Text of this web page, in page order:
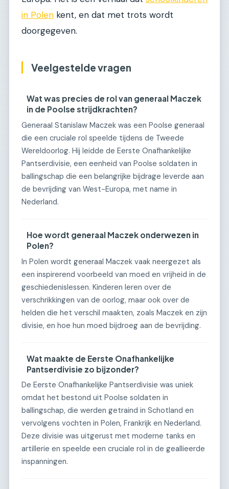
in Polen kent, en dat met trots wordt
doorgegeven.
Veelgestelde vragen
Wat was precies de rol van generaal Maczek
in de Poolse strijdkrachten?
Generaal Stanislaw Maczek was een Poolse generaal
die een cruciale rol speelde tijdens de Tweede
Wereldoorlog. Hij leidde de Eerste Onafhankelijke
Pantserdivisie, een eenheid van Poolse soldaten in
ballingschap die een belangrijke bijdrage leverde aan
de bevrijding van West-Europa, met name in
Nederland.
Hoe wordt generaal Maczek onderwezen in
Polen?
In Polen wordt generaal Maczek vaak neergezet als
een inspirerend voorbeeld van moed en vrijheid in de
geschiedenislessen. Kinderen leren over de
verschrikkingen van de oorlog, maar ook over de
helden die het verschil maakten, zoals Maczek en zijn
divisie, en hoe hun moed bijdroeg aan de bevrijding.
Wat maakte de Eerste Onafhankelijke
Pantserdivisie zo bijzonder?
De Eerste Onafhankelijke Pantserdivisie was uniek
omdat het bestond uit Poolse soldaten in
ballingschap, die werden getraind in Schotland en
vervolgens vochten in Polen, Frankrijk en Nederland.
Deze divisie was uitgerust met moderne tanks en
artillerie en speelde een cruciale rol in de geallieerde
inspanningen.